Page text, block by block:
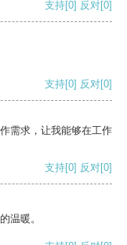
支持[0] 反对[0]
支持[0] 反对[0]
需求，让我能够在工作
支持[0] 反对[0]
温暖。